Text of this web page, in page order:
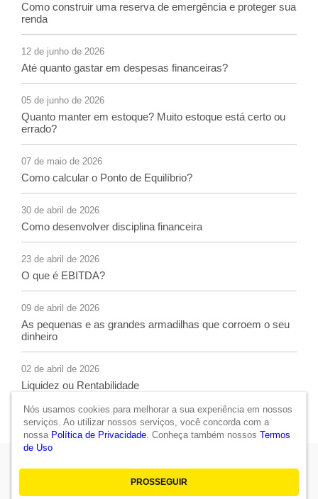
Como construir uma reserva de emergência e proteger sua
renda
12 de junho de 2026
Até quanto gastar em despesas financeiras?
05 de junho de 2026
Quanto manter em estoque? Muito estoque está certo ou
errado?
07 de maio de 2026
Como calcular o Ponto de Equilíbrio?
30 de abril de 2026
Como desenvolver disciplina financeira
23 de abril de 2026
O que é EBITDA?
09 de abril de 2026
As pequenas e as grandes armadilhas que corroem o seu
dinheiro
02 de abril de 2026
Liquidez ou Rentabilidade
Nós usamos cookies para melhorar a sua experiência em nossos
serviços. Ao utilizar nossos serviços, você concorda com a
nossa Política de Privacidade. Conheça também nossos Termos
de Uso
PROSSEGUIR